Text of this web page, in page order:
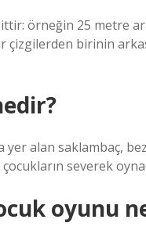
örneğin 25 metre
birinin
yer alan saklambaç,
severek
oyunu